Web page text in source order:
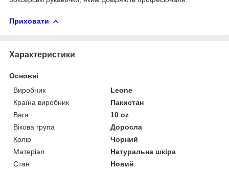
Приховати
Характеристики
Основні
Виробник
Leone
Країна виробник
Пакистан
Вага
10 oz
Вікова група
Доросла
Колір
Чорний
Матеріал
Натуральна шкіра
Стан
Новий